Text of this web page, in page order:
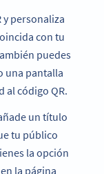
y personaliza
con tu
puedes
una pantalla
al código QR.
un título
tu público
la opción
la página